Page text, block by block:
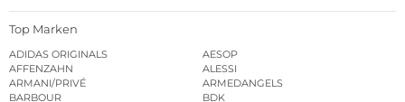
Top Marken
ADIDAS ORIGINALS
AESOP
AFFENZAHN
ALESSI
ARMANI/PRIVÉ
ARMEDANGELS
BARBOUR
BDK